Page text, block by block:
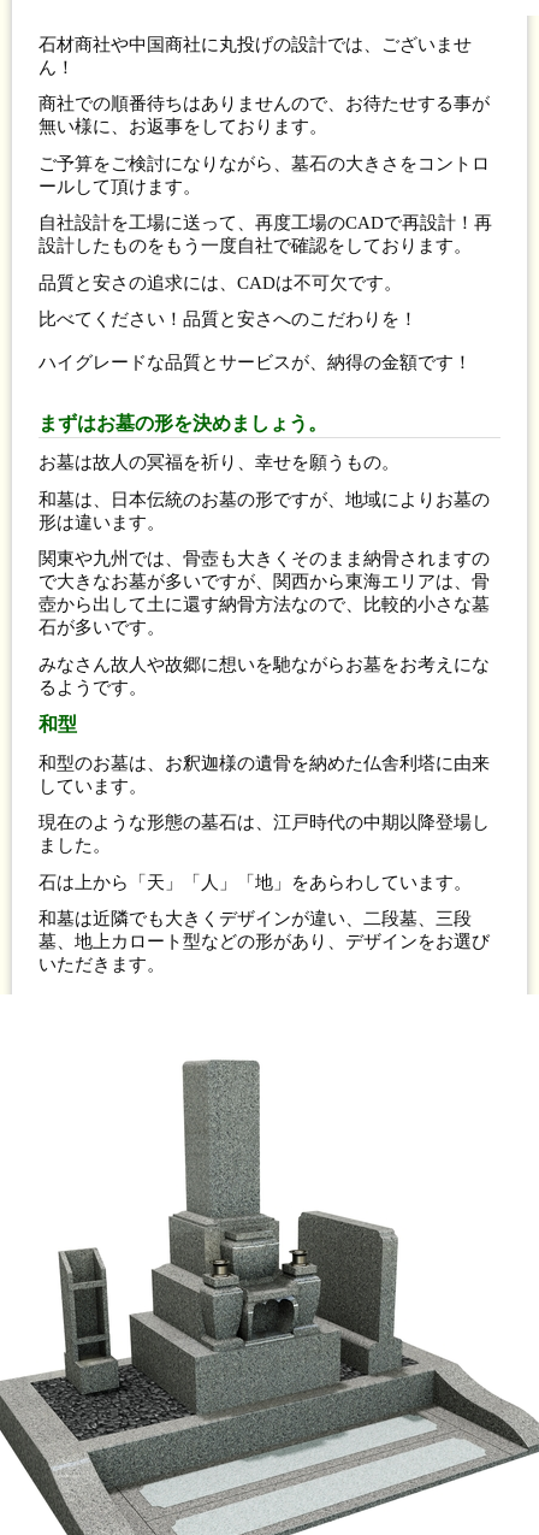
石材商社や中国商社に丸投げの設計では、ございませ
ん！
商社での順番待ちはありませんので、お待たせする事が
無い様に、お返事をしております。
ご予算をご検討になりながら、墓石の大きさをコントロ
ールして頂けます。
自社設計を工場に送って、再度工場のCADで再設計！再
設計したものをもう一度自社で確認をしております。
品質と安さの追求には、CADは不可欠です。
比べてください！品質と安さへのこだわりを！
ハイグレードな品質とサービスが、納得の金額です！
まずはお墓の形を決めましょう。
お墓は故人の冥福を祈り、幸せを願うもの。
和墓は、日本伝統のお墓の形ですが、地域によりお墓の
形は違います。
関東や九州では、骨壺も大きくそのまま納骨されますの
で大きなお墓が多いですが、関西から東海エリアは、骨
壺から出して土に還す納骨方法なので、比較的小さな墓
石が多いです。
みなさん故人や故郷に想いを馳ながらお墓をお考えにな
るようです。
和型
和型のお墓は、お釈迦様の遺骨を納めた仏舎利塔に由来
しています。
現在のような形態の墓石は、江戸時代の中期以降登場し
ました。
石は上から「天」「人」「地」をあらわしています。
和墓は近隣でも大きくデザインが違い、二段墓、三段
墓、地上カロート型などの形があり、デザインをお選び
いただきます。